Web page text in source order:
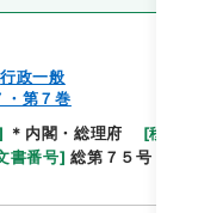
行政一般
・第７巻
＊内閣・総理府 [移管等年度
書番号] 総第７５号